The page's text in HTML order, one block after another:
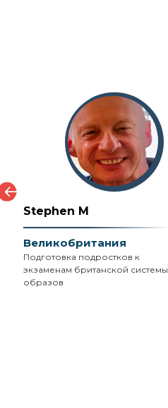
Stephen M
Великобритания
Подготовка подростков к
экзаменам британской системы
образов